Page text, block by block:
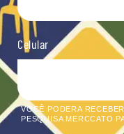
Celular
VOCÊ PODERA
PESQUISA MERCCATO